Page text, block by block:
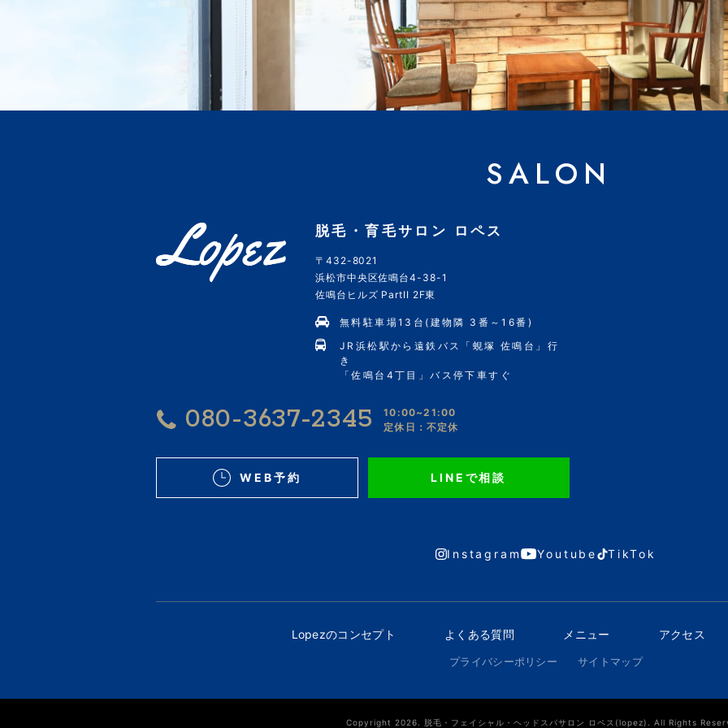
SALON
脱毛・育毛サロン ロペス
〒432-8021
浜松市中央区佐鳴台4-38-1
佐鳴台ヒルズ PartII 2F東
無料駐車場13台(建物隣 3番～16番)
JR浜松駅から遠鉄バス「蜆塚 佐鳴台」行
き
「佐鳴台4丁目」バス停下車すぐ
080-3637-2345
10:00~21:00
定休日：不定休
WEB予約 LINEで相談
Instagram Youtube TikTok
Lopezのコンセプト よくある質問 メニュー アクセス
プライバシーポリシー サイトマップ
Copyright 2026. 脱毛・フェイシャル・ヘッドスパサロン ロペス(lopez). All Rights